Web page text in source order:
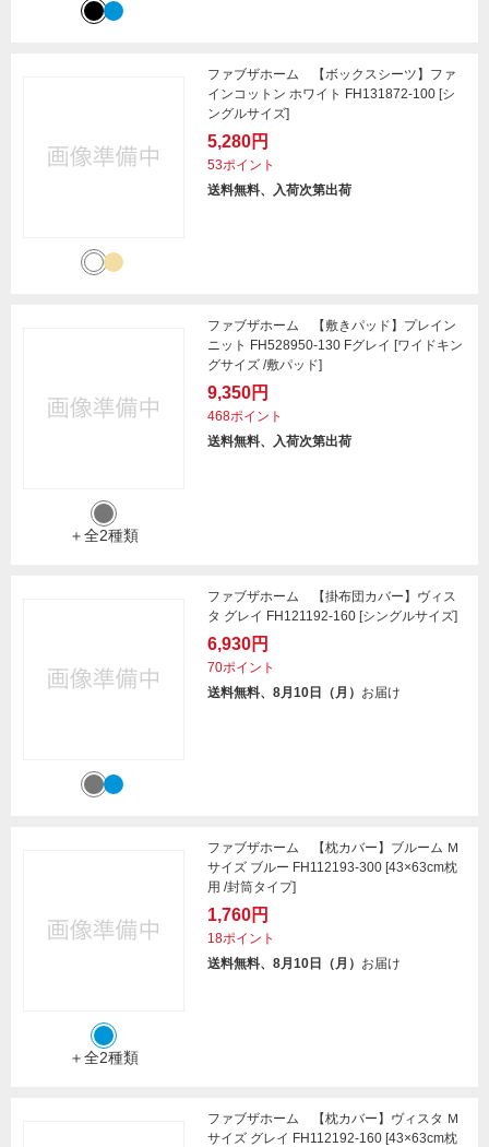
ファブザホーム 【ボックスシーツ】ファ
インコットン ホワイト FH131872-100 [シ
ングルサイズ]
5,280円
53ポイント
送料無料、入荷次第出荷
＋全2種類
ファブザホーム 【敷きパッド】プレイン
ニット FH528950-130 Fグレイ [ワイドキン
グサイズ /敷パッド]
9,350円
468ポイント
送料無料、入荷次第出荷
ファブザホーム 【掛布団カバー】ヴィス
タ グレイ FH121192-160 [シングルサイズ]
6,930円
70ポイント
送料無料、8月10日（月） お届け
＋全2種類
ファブザホーム 【枕カバー】ブルーム Ｍ
サイズ ブルー FH112193-300 [43×63cm枕
用 /封筒タイプ]
1,760円
18ポイント
送料無料、8月10日（月） お届け
ファブザホーム 【枕カバー】ヴィスタ Ｍ
サイズ グレイ FH112192-160 [43×63cm枕